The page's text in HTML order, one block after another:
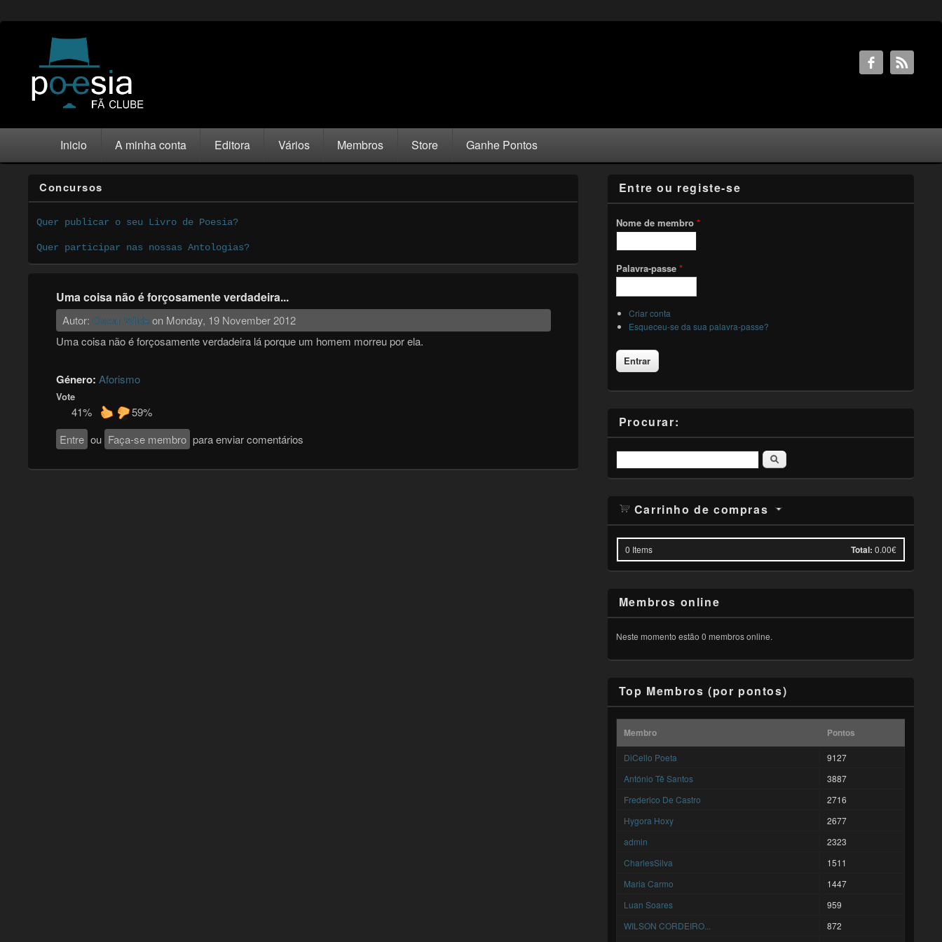
Inicio A minha conta Editora Vários Membros Store Ganhe Pontos
Concursos
Quer publicar o seu Livro de Poesia?
Quer participar nas nossas Antologias?
Uma coisa não é forçosamente verdadeira...
Autor: Oscar Wildeon Monday, 19 November 2012
Uma coisa não é forçosamente verdadeira lá porque um homem morreu por ela.
Género: Aforismo
Vote
41%
59%
Entre ou Faça-se membro para enviar comentários
Entre ou registe-se
Nome de membro *
Palavra-passe *
Criar conta
Esqueceu-se da sua palavra-passe?
Procurar:
Pesquisar
Carrinho de compras
0 Items Total: 0.00€
Membros online
Neste momento estão 0 membros online.
Top Membros (por pontos)
Membro Pontos
DiCello Poeta
9127
António Tê Santos
3887
Frederico De Castro
2716
Hygora Hoxy
2677
admin
2323
CharlesSilva
1511
Maria Carmo
1447
Luan Soares
959
WILSON CORDEIRO...
872